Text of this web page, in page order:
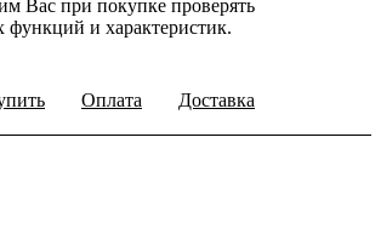
Вас при покупке проверять
и характеристик.
Оплата Доставка